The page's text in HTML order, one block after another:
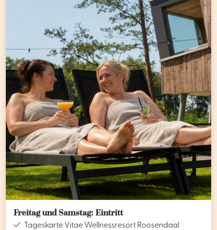
Freitag und Samstag: Eintritt
Tageskarte Vitae Wellnessresort Roosendaal